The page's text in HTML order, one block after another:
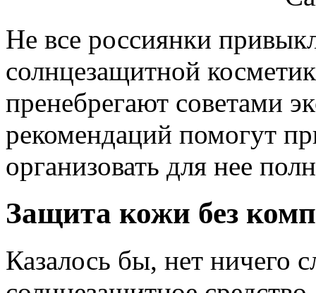
Не все россиянки
солнцезащитной
пренебрегают советами
рекомендаций помогут
организовать для нее
Защита кожи без
Казалось бы, нет ничего